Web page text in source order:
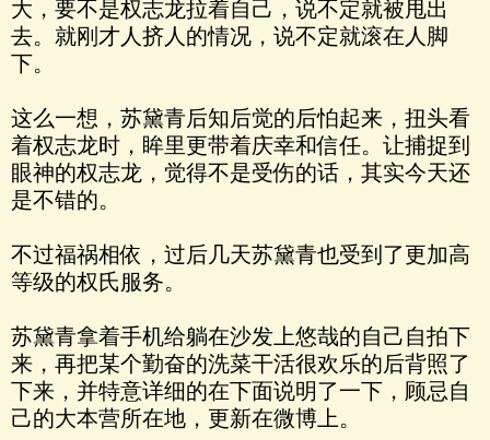
大，要不是权志龙拉着自己，说不定就被甩出
去。就刚才人挤人的情况，说不定就滚在人脚
下。
这么一想，苏黛青后知后觉的后怕起来，扭头看
着权志龙时，眸里更带着庆幸和信任。让捕捉到
眼神的权志龙，觉得不是受伤的话，其实今天还
是不错的。
不过福祸相依，过后几天苏黛青也受到了更加高
等级的权氏服务。
苏黛青拿着手机给躺在沙发上悠哉的自己自拍下
来，再把某个勤奋的洗菜干活很欢乐的后背照了
下来，并特意详细的在下面说明了一下，顾忌自
己的大本营所在地，更新在微博上。